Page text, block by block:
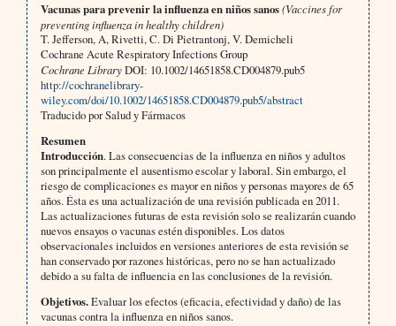
Vacunas para prevenir la influenza en niños sanos(Vaccines for
preventing influenza in healthy children)
T. Jefferson, A, Rivetti, C. Di Pietrantonj, V. Demicheli
Cochrane Acute Respiratory Infections Group
Cochrane LibraryDOI: 10.1002/14651858.CD004879.pub5
http://cochranelibrary-
wiley.com/doi/10.1002/14651858.CD004879.pub5/abstract
Traducido por Salud y Fármacos
Resumen
Introducción. Las consecuencias de la influenza en niños y adultos
son principalmente el ausentismo escolar y laboral. Sin embargo, el
riesgo de complicaciones es mayor en niños y personas mayores de 65
años. Ésta es una actualización de una revisión publicada en 2011.
Las actualizaciones futuras de esta revisión solo se realizarán cuando
nuevos ensayos o vacunas estén disponibles. Los datos
observacionales incluidos en versiones anteriores de esta revisión se
han conservado por razones históricas, pero no se han actualizado
debido a su falta de influencia en las conclusiones de la revisión.
Objetivos.Evaluar los efectos (eficacia, efectividad y daño) de las
vacunas contra la influenza en niños sanos.